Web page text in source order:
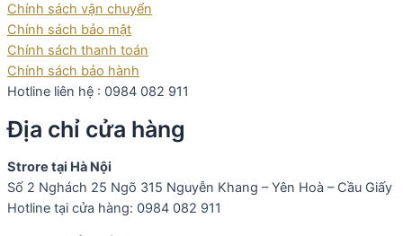
Chính sách vận chuyển
Chính sách bảo mật
Chính sách thanh toán
Chính sách bảo hành
Hotline liên hệ : 0984 082 911
Địa chỉ cửa hàng
Strore tại Hà Nội
Số 2 Nghách 25 Ngõ 315 Nguyễn Khang – Yên Hoà – Cầu Giấy
Hotline tại cửa hàng: 0984 082 911